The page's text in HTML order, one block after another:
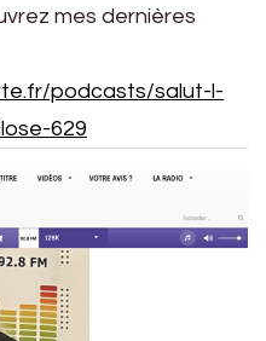
mes dernières
podcasts/salut-l-
629